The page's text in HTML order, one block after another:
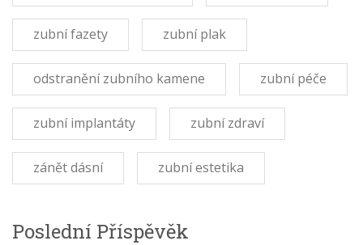
zubní fazety zubní plak
odstranění zubního kamene zubní péče
zubní implantáty zubní zdraví
zánět dásní zubní estetika
Poslední Příspěvěk